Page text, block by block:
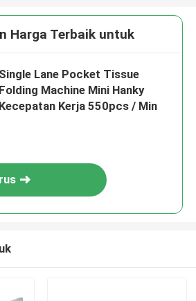
Harga Terbaik untuk
Single Lane Pocket Tissue
Folding Machine Mini Hanky ​​
Kecepatan Kerja 550pcs / Min